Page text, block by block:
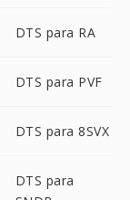
DTS para RA
DTS para PVF
DTS para 8SVX
DTS para